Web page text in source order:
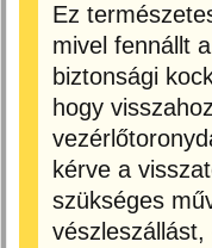
Ez
mivel fennállt
biztonsági
hogy
kérve a
szükséges